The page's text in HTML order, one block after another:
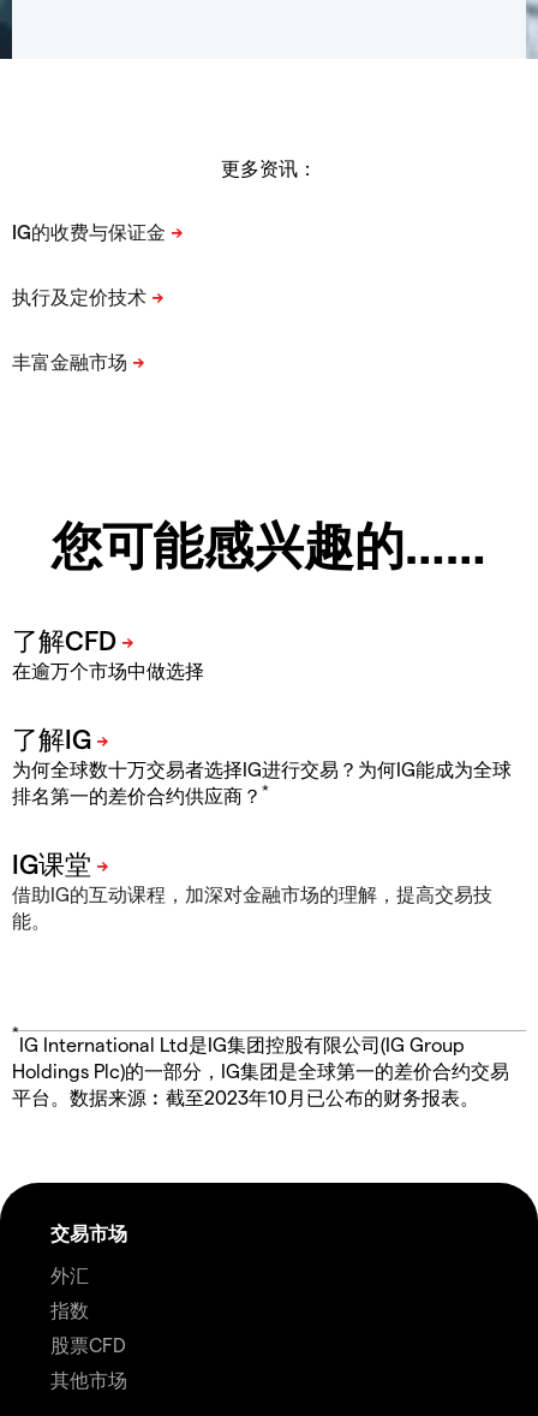
更多资讯：
您可能感兴趣的……
在逾万个市场中做选择
为何全球数十万交易者选择IG进行交易？为何IG能成为全球
排名第一的差价合约供应商？ *
借助IG的互动课程，加深对金融市场的理解，提高交易技
能。
*
IG International Ltd是IG集团控股有限公司(IG Group
Holdings Plc)的一部分，IG集团是全球第一的差价合约交易
平台。数据来源︰截至2023年10月已公布的财务报表。
交易市场
外汇
指数
股票CFD
其他市场